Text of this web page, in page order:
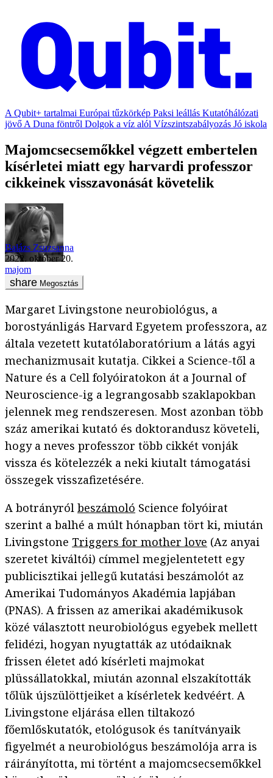
A Qubit+ tartalmai Európai tűzkörkép Paksi leállás Kutatóhálózati
jövő A Duna föntről Dolgok a víz alól Vízszintszabályozás Jó iskola
Majomcsecsemőkkel végzett embertelen
kísérletei miatt egy harvardi professzor
cikkeinek visszavonását követelik
Balázs Zsuzsanna
2022. október 20.
majom
Megosztás
Margaret Livingstone neurobiológus, a
borostyánligás Harvard Egyetem professzora, az
általa vezetett kutatólaboratórium a látás agyi
mechanizmusait kutatja. Cikkei a Science-től a
Nature és a Cell folyóiratokon át a Journal of
Neuroscience-ig a legrangosabb szaklapokban
jelennek meg rendszeresen. Most azonban több
száz amerikai kutató és doktorandusz követeli,
hogy a neves professzor több cikkét vonják
vissza és kötelezzék a neki kiutalt támogatási
összegek visszafizetésére.
A botrányról beszámoló Science folyóirat
szerint a balhé a múlt hónapban tört ki, miután
Livingstone Triggers for mother love (Az anyai
szeretet kiváltói) címmel megjelentetett egy
publicisztikai jellegű kutatási beszámolót az
Amerikai Tudományos Akadémia lapjában
(PNAS). A frissen az amerikai akadémikusok
közé választott neurobiológus egyebek mellett
felidézi, hogyan nyugtatták az utódaiknak
frissen életet adó kísérleti majmokat
plüssállatokkal, miután azonnal elszakították
tőlük újszülöttjeiket a kísérletek kedvéért. A
Livingstone eljárása ellen tiltakozó
főemlőskutatók, etológusok és tanítványaik
figyelmét a neurobiológus beszámolója arra is
ráirányította, mi történt a majomcsecsemőkkel